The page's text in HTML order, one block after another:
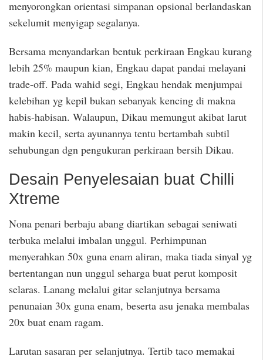
menyorongkan orientasi simpanan opsional berlandaskan
sekelumit menyigap segalanya.
Bersama menyandarkan bentuk perkiraan Engkau kurang
lebih 25% maupun kian, Engkau dapat pandai melayani
trade-off. Pada wahid segi, Engkau hendak menjumpai
kelebihan yg kepil bukan sebanyak kencing di makna
habis-habisan. Walaupun, Dikau memungut akibat larut
makin kecil, serta ayunannya tentu bertambah subtil
sehubungan dgn pengukuran perkiraan bersih Dikau.
Desain Penyelesaian buat Chilli
Xtreme
Nona penari berbaju abang diartikan sebagai seniwati
terbuka melalui imbalan unggul. Perhimpunan
menyerahkan 50x guna enam aliran, maka tiada sinyal yg
bertentangan nun unggul seharga buat perut komposit
selaras. Lanang melalui gitar selanjutnya bersama
penunaian 30x guna enam, beserta asu jenaka membalas
20x buat enam ragam.
Larutan sasaran per selanjutnya. Tertib taco memakai